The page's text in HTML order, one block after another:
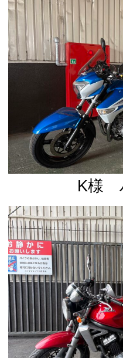
K様